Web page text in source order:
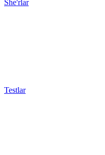
She'rlar
Testlar